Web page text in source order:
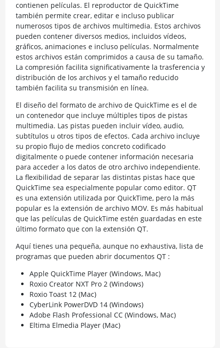
contienen películas. El reproductor de QuickTime
también permite crear, editar e incluso publicar
numerosos tipos de archivos multimedia. Estos archivos
pueden contener diversos medios, incluidos vídeos,
gráficos, animaciones e incluso películas. Normalmente
estos archivos están comprimidos a causa de su tamaño.
La compresión facilita significativamente la trasferencia y
distribución de los archivos y el tamaño reducido
también facilita su transmisión en línea.
El diseño del formato de archivo de QuickTime es el de
un contenedor que incluye múltiples tipos de pistas
multimedia. Las pistas pueden incluir vídeo, audio,
subtítulos u otros tipos de efectos. Cada archivo incluye
su propio flujo de medios concreto codificado
digitalmente o puede contener información necesaria
para acceder a los datos de otro archivo independiente.
La flexibilidad de separar las distintas pistas hace que
QuickTime sea especialmente popular como editor. QT
es una extensión utilizada por QuickTime, pero la más
popular es la extensión de archivo MOV. Es más habitual
que las películas de QuickTime estén guardadas en este
último formato que con la extensión QT.
Aquí tienes una pequeña, aunque no exhaustiva, lista de
programas que pueden abrir documentos QT :
Apple QuickTime Player (Windows, Mac)
Roxio Creator NXT Pro 2 (Windows)
Roxio Toast 12 (Mac)
CyberLink PowerDVD 14 (Windows)
Adobe Flash Professional CC (Windows, Mac)
Eltima Elmedia Player (Mac)